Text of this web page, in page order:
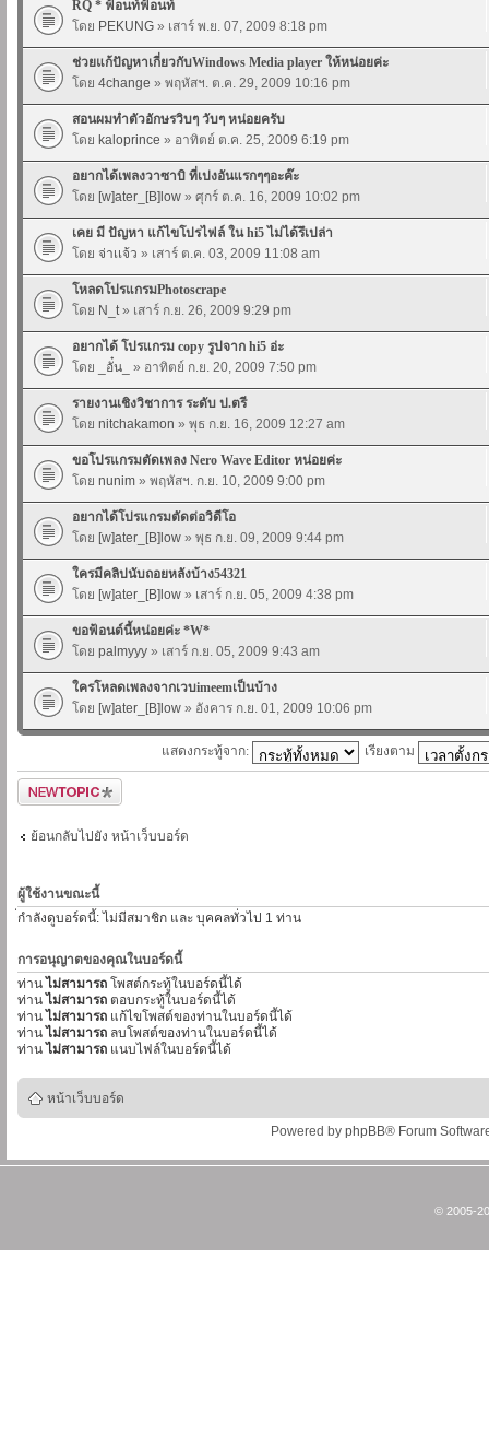
RQ * ฟ้อนท์ฟ้อนท์
โดย PEKUNG » เสาร์ พ.ย. 07, 2009 8:18 pm
ช่วยแก้ปัญหาเกี่ยวกับWindows Media player ให้หน่อยค่ะ
โดย 4change » พฤหัสฯ. ต.ค. 29, 2009 10:16 pm
สอนผมทำตัวอักษรวิบๆ วับๆ หน่อยครับ
โดย kaloprince » อาทิตย์ ต.ค. 25, 2009 6:19 pm
อยากได้เพลงวาซาบิ ที่เปงอันแรกๆๆอะค๊ะ
โดย [w]ater_[B]low » ศุกร์ ต.ค. 16, 2009 10:02 pm
เคย มี ปัญหา แก้ไขโปรไฟล์ ใน hi5 ไม่ได้รึเปล่า
โดย จ่าเเจ้ว » เสาร์ ต.ค. 03, 2009 11:08 am
โหลดโปรแกรมPhotoscrape
โดย N_t» เสาร์ ก.ย. 26, 2009 9:29 pm
อยากได้ โปรแกรม copy รูปจาก hi5 อ่ะ
โดย
_อั๋น_ » อาทิตย์ ก.ย. 20, 2009 7:50 pm
รายงานเชิงวิชาการ ระดับ ป.ตรี
โดย nitchakamon » พุธ ก.ย. 16, 2009 12:27 am
ขอโปรแกรมตัดเพลง Nero Wave Editor หน่อยค่ะ
โดย nunim » พฤหัสฯ. ก.ย. 10, 2009 9:00 pm
อยากได้โปรแกรมตัดต่อวิดีโอ
โดย [w]ater_[B]low » พุธ ก.ย. 09, 2009 9:44 pm
ใครมีคลิปนับถอยหลังบ้าง54321
โดย [w]ater_[B]low » เสาร์ ก.ย. 05, 2009 4:38 pm
ขอฟ้อนต์นี้หน่อยค่ะ *W*
โดย palmyyy » เสาร์ ก.ย. 05, 2009 9:43 am
ใครโหลดเพลงจากเวบimeemเป็นบ้าง
โดย [w]ater_[B]low » อังคาร ก.ย. 01, 2009 10:06 pm
แสดงกระทู้จาก: เรียงตาม
ตั้งกระทู้ใหม่
ย้อนกลับไปยัง หน้าเว็บบอร์ด
ผู้ใช้งานขณะนี้
่กำลังดูบอร์ดนี้: ไม่มีสมาชิก และ บุคคลทั่วไป 1 ท่าน
การอนุญาตของคุณในบอร์ดนี้
ท่าน ไม่สามารถ โพสต์กระทู้ในบอร์ดนี้ได้
ท่าน ไม่สามารถ ตอบกระทู้ในบอร์ดนี้ได้
ท่าน ไม่สามารถ แก้ไขโพสต์ของท่านในบอร์ดนี้ได้
ท่าน ไม่สามารถ ลบโพสต์ของท่านในบอร์ดนี้ได้
ท่าน ไม่สามารถ แนบไฟล์ในบอร์ดนี้ได้
หน้าเว็บบอร์ด
Powered by phpBB® Forum
© 2005-